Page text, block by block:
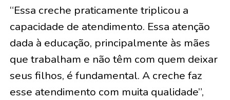
“Essa creche praticamente triplicou a
capacidade de atendimento. Essa atenção
dada à educação, principalmente às mães
que trabalham e não têm com quem deixar
seus filhos, é fundamental. A creche faz
esse atendimento com muita qualidade”,